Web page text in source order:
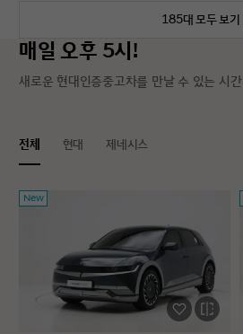
185대 모두 보기
매일 오후 5시!
새로운 현대인증중고차를 만날 수 있는 시간
전체 현대 제네시스
New